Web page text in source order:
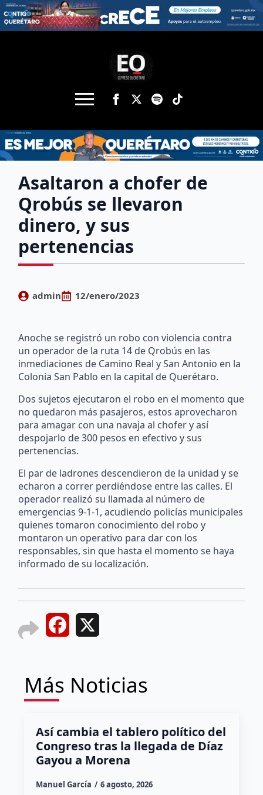
Asaltaron a chofer de
Qrobús se llevaron
dinero, y sus
pertenencias
admin 12/enero/2023
Anoche se registró un robo con violencia contra
un operador de la ruta 14 de Qrobús en las
inmediaciones de Camino Real y San Antonio en la
Colonia San Pablo en la capital de Querétaro.
Dos sujetos ejecutaron el robo en el momento que
no quedaron más pasajeros, estos aprovecharon
para amagar con una navaja al chofer y así
despojarlo de 300 pesos en efectivo y sus
pertenencias.
El par de ladrones descendieron de la unidad y se
echaron a correr perdiéndose entre las calles. El
operador realizó su llamada al número de
emergencias 9-1-1, acudiendo policías municipales
quienes tomaron conocimiento del robo y
montaron un operativo para dar con los
responsables, sin que hasta el momento se haya
informado de su localización.
Facebook
Más Noticias
Así cambia el tablero político del
Congreso tras la llegada de Díaz
Gayou a Morena
Manuel García 6 agosto, 2026